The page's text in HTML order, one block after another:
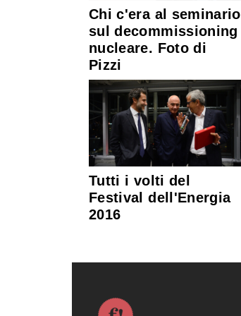
Chi c'era al seminario
sul decommissioning
nucleare. Foto di
Pizzi
Tutti i volti del
Festival dell'Energia
2016